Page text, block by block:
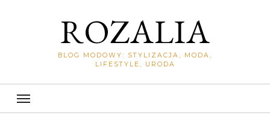
ROZALIA
BLOG MODOWY: STYLIZACJA, MODA,
LIFESTYLE, URODA